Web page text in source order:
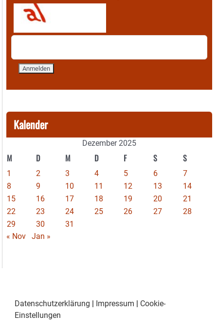
Kalender
Dezember 2025
M D M D F S S
1 2 3 4 5 6
7
8
9 10 11 12 13
14
15
16 17 18 19 20
21
22
23 24 25 26 27
28
29
30
31
« Nov
Jan »
Datenschutzerklärung | Impressum | Cookie-
Einstellungen